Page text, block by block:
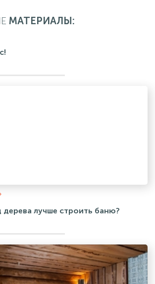
МАТЕРИАЛЫ:
дерева лучше строить баню?